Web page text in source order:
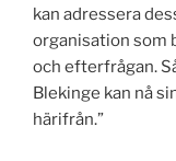
kan adressera
organisation som
och efterfrågan.
Blekinge kan nå
härifrån.”